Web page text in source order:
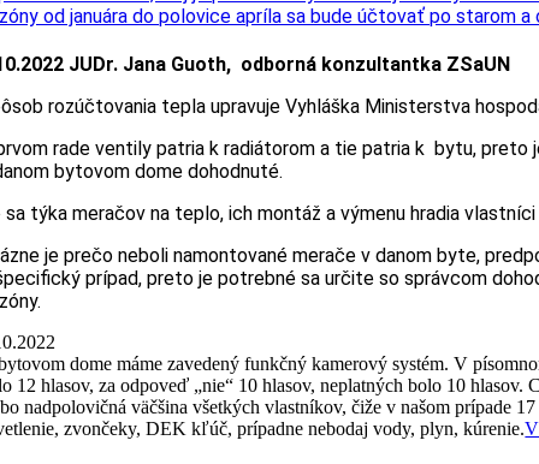
od januára do polovice apríla sa bude účtovať po starom
JUDr. Jana Guoth, odborná konzultantka ZSaUN
rozúčtovania tepla upravuje Vyhláška Ministerstva
rade ventily patria k radiátorom a tie patria k bytu, preto
bytovom dome dohodnuté.
sa týka meračov na teplo, ich montáž a výmenu hradia
je prečo neboli namontované merače v danom byte,
prípad, preto je potrebné sa určite so správcom
dome máme zavedený funkčný kamerový systém. V
12 hlasov, za odpoveď „nie“ 10 hlasov, neplatných bolo 10
nadpolovičná väčšina všetkých vlastníkov, čiže v našom prípade
zvončeky, DEK kľúč, prípadne nebodaj vody, plyn, kúrenie.